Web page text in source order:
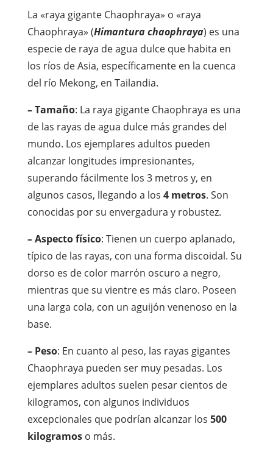
La «raya gigante Chaophraya» o «raya
Chaophraya» (Himantura chaophraya) es una
especie de raya de agua dulce que habita en
los ríos de Asia, específicamente en la cuenca
del río Mekong, en Tailandia.
– Tamaño: La raya gigante Chaophraya es una
de las rayas de agua dulce más grandes del
mundo. Los ejemplares adultos pueden
alcanzar longitudes impresionantes,
superando fácilmente los 3 metros y, en
algunos casos, llegando a los 4 metros. Son
conocidas por su envergadura y robustez.
– Aspecto físico: Tienen un cuerpo aplanado,
típico de las rayas, con una forma discoidal. Su
dorso es de color marrón oscuro a negro,
mientras que su vientre es más claro. Poseen
una larga cola, con un aguijón venenoso en la
base.
– Peso: En cuanto al peso, las rayas gigantes
Chaophraya pueden ser muy pesadas. Los
ejemplares adultos suelen pesar cientos de
kilogramos, con algunos individuos
excepcionales que podrían alcanzar los 500
kilogramoso más.